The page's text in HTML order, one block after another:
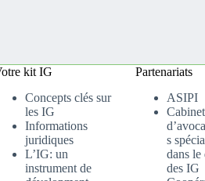
kit IG
Concepts clés sur
les IG
Informations
juridiques
L’IG: un
instrument de
Partenariats
ASIPI
s
dans le
des IG